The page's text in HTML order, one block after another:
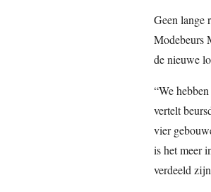
Geen lange
Modebeurs
de nieuwe
“We
vertelt
vier
is het meer
verdeeld